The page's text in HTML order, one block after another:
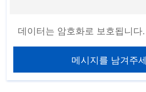
데이터는 암호화로 보호됩니다.
메시지를 남겨주